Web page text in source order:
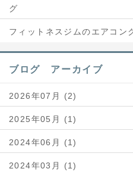
グ
フィットネスジムのエアコン
ブログ アーカイブ
2026年07月 (2)
2025年05月 (1)
2024年06月 (1)
2024年03月 (1)